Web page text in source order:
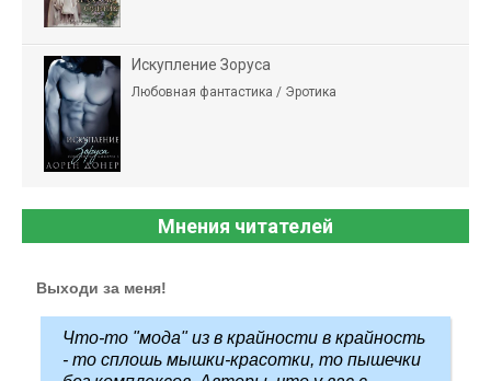
Искупление Зоруса
Любовная фантастика / Эротика
Мнения читателей
Выходи за меня!
Что-то "мода" из в крайности в крайность
- то сплошь мышки-красотки, то пышечки